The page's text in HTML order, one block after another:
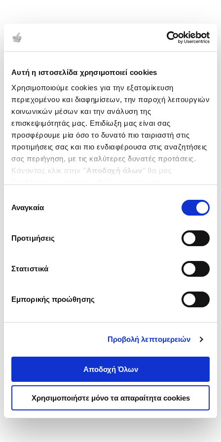
Αυτή η ιστοσελίδα χρησιμοποιεί cookies
Χρησιμοποιούμε cookies για την εξατομίκευση
περιεχομένου και διαφημίσεων, την παροχή λειτουργιών
κοινωνικών μέσων και την ανάλυση της
επισκεψιμότητάς μας. Επιδίωξη μας είναι σας
προσφέρουμε μία όσο το δυνατό πιο ταιριαστή στις
προτιμήσεις σας και πιο ενδιαφέρουσα στις αναζητήσεις
σας περιήγηση, με τις καλύτερες δυνατές προτάσεις.
Κάνοντας κλικ στην ‘’Αποδοχή όλων’’ θα μας
ενδιαφέρουν και να επιλέξετε από τα παρακάτω με την
΄΄και να ενημερωθείτε σχετικά με
συγκατάθεσης
Αναγκαία
Προτιμήσεις
Στατιστικά
Εμπορικής προώθησης
Προβολή λεπτομερειών
Αποδοχή Όλων
Χρησιμοποιήστε μόνο τα απαραίτητα cookies